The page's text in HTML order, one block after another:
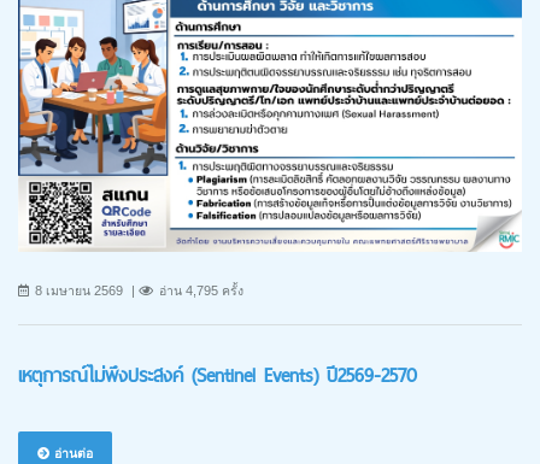
8 เมษายน 2569 อ่าน 4,795 ครั้ง
เหตุการณ์ไม่พึงประสงค์ (Sentinel Events) ปี2569-2570
อ่านต่อ